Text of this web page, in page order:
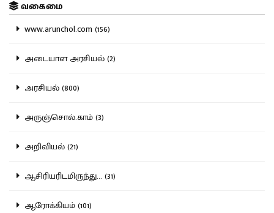
வகைமை
www.arunchol.com (156)
அடையாள அரசியல் (2)
அரசியல் (800)
அருஞ்சொல்.காம் (3)
அறிவியல் (21)
ஆசிரியரிடமிருந்து... (31)
ஆரோக்கியம் (101)